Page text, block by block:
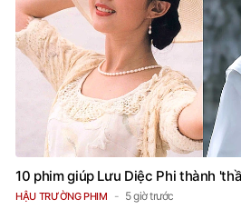
10 phim giúp Lưu Diệc Phi thành
HẬU TRƯỜNG PHIM 5 giờ trước